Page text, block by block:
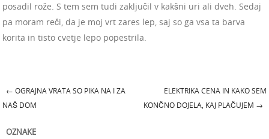
posadil rože. S tem sem tudi zaključil v kakšni uri ali dveh. Sedaj
pa moram reči, da je moj vrt zares lep, saj so ga vsa ta barva
korita in tisto cvetje lepo popestrila.
Post navigation
← OGRAJNA VRATA SO PIKA NA I ZA
NAŠ DOM
ELEKTRIKA CENA IN KAKO SEM
KONČNO DOJELA, KAJ PLAČUJEM →
OZNAKE